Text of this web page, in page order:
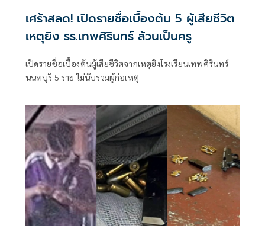
เศร้าสลด! เปิดรายชื่อเบื้องต้น 5 ผู้เสียชีวิต
เหตุยิง รร.เทพศิรินทร์ ล้วนเป็นครู
เปิดรายชื่อเบื้องต้นผู้เสียชีวิตจากเหตุยิงโรงเรียนเทพศิรินทร์
นนทบุรี 5 ราย ไม่นับรวมผู้ก่อเหตุ